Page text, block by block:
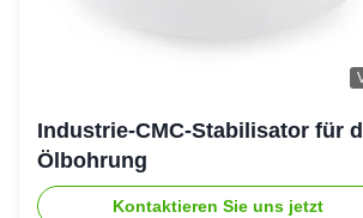
Industrie-CMC-Stabilisator für
Ölbohrung
Kontaktieren Sie uns jetzt